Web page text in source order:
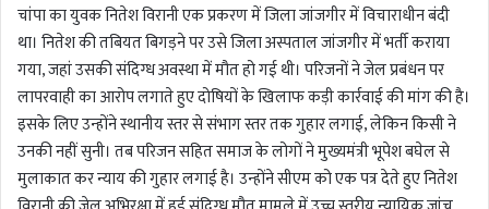
चांपा का युवक नितेश विरानी एक प्रकरण में जिला जांजगीर में विचाराधीन बंदी
था। नितेश की तबियत बिगड़ने पर उसे जिला अस्पताल जांजगीर में भर्ती कराया
गया, जहां उसकी संदिग्ध अवस्था में मौत हो गई थी। परिजनों ने जेल प्रबंधन पर
लापरवाही का आरोप लगाते हुए दोषियों के खिलाफ कड़ी कार्रवाई की मांग की है।
इसके लिए उन्होंने स्थानीय स्तर से संभाग स्तर तक गुहार लगाई, लेकिन किसी ने
उनकी नहीं सुनी। तब परिजन सहित समाज के लोगों ने मुख्यमंत्री भूपेश बघेल से
मुलाकात कर न्याय की गुहार लगाई है। उन्होंने सीएम को एक पत्र देते हुए नितेश